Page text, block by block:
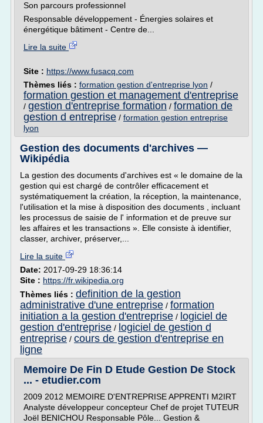
Son parcours professionnel
Responsable développement - Énergies solaires et
énergétique bâtiment - Centre de...
Lire la suite
Site : https://www.fusacq.com
Thèmes liés : formation gestion d'entreprise lyon /
formation gestion et management d'entreprise
/ gestion d'entreprise formation / formation de
gestion d entreprise / formation gestion entreprise
lyon
Gestion des documents d'archives —
Wikipédia
La gestion des documents d'archives est « le domaine de la
gestion qui est chargé de contrôler efficacement et
systématiquement la création, la réception, la maintenance,
l'utilisation et la mise à disposition des documents , incluant
les processus de saisie de l' information et de preuve sur
les affaires et les transactions ». Elle consiste à identifier,
classer, archiver, préserver,...
Lire la suite
Date: 2017-09-29 18:36:14
Site : https://fr.wikipedia.org
Thèmes liés : definition de la gestion
administrative d'une entreprise / formation
initiation a la gestion d'entreprise / logiciel de
gestion d'entreprise / logiciel de gestion d
entreprise / cours de gestion d'entreprise en
ligne
Memoire De Fin D Etude Gestion De Stock
... - etudier.com
2009 2012 MEMOIRE D'ENTREPRISE APPRENTI M2IRT
Analyste développeur concepteur Chef de projet TUTEUR
Joël BENICHOU Responsable Pôle... Gestion &